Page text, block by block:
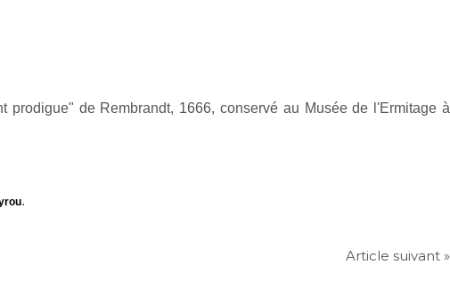
prodigue" de Rembrandt, 1666, conservé au Musée de l'Ermitage à
.
Article suivant »